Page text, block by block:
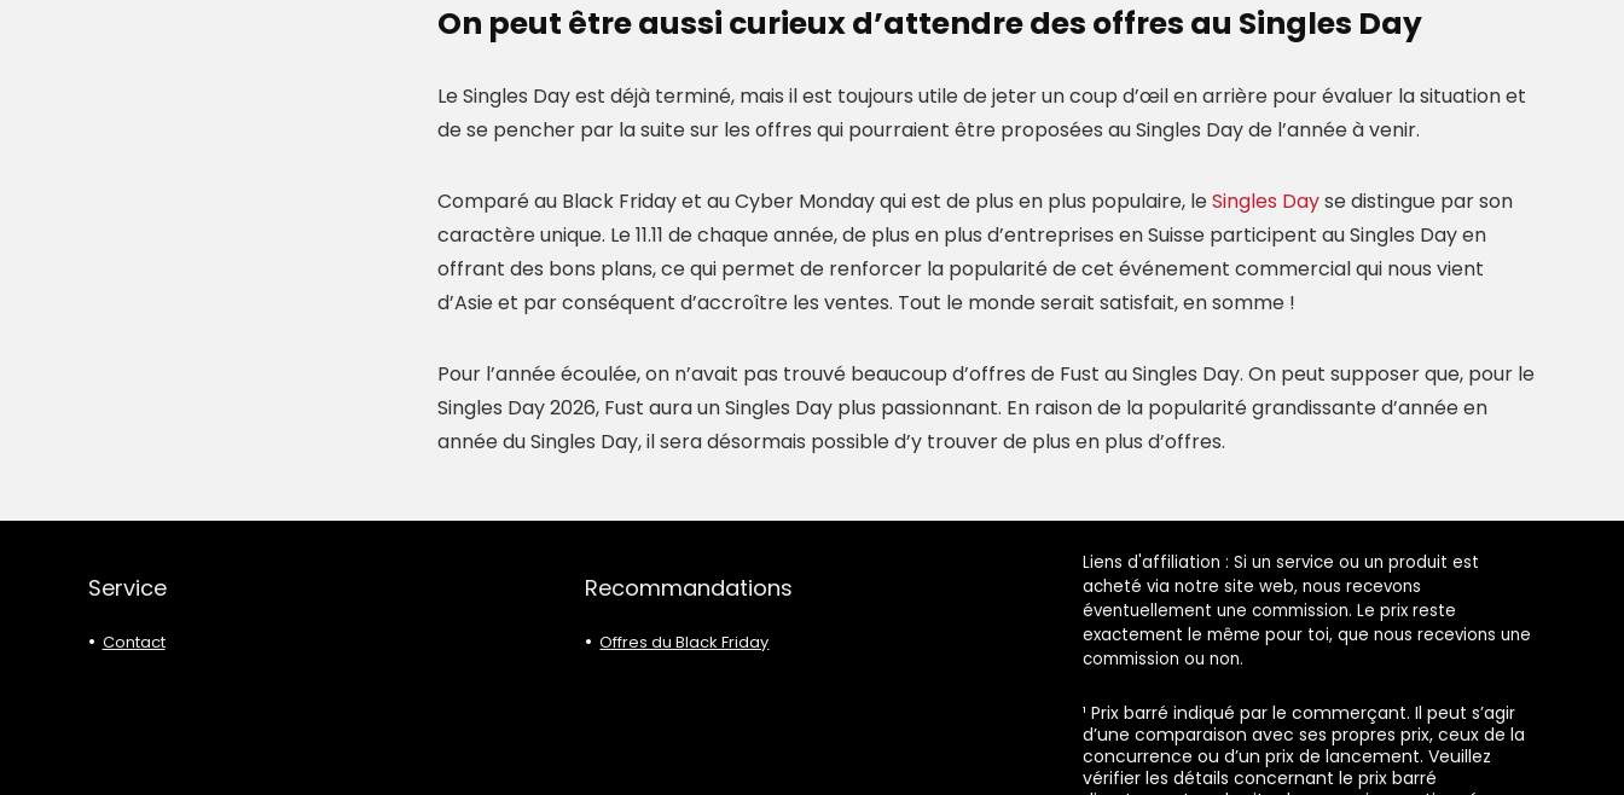
On peut être aussi curieux d’attendre des offres au Singles Day
Le Singles Day est déjà terminé, mais il est toujours utile de jeter un coup d’œil en arrière pour évaluer la situation et
de se pencher par la suite sur les offres qui pourraient être proposées au Singles Day de l’année à venir.
Comparé au Black Friday et au Cyber Monday qui est de plus en plus populaire, leSingles Dayse distingue par son
caractère unique. Le 11.11 de chaque année, de plus en plus d’entreprises en Suisse participent au Singles Day en
offrant des bons plans, ce qui permet de renforcer la popularité de cet événement commercial qui nous vient
d’Asie et par conséquent d’accroître les ventes. Tout le monde serait satisfait, en somme !
Pour l’année écoulée, on n’avait pas trouvé beaucoup d’offres de Fust au Singles Day. On peut supposer que, pour le
Singles Day 2026, Fust aura un Singles Day plus passionnant. En raison de la popularité grandissante d’année en
année du Singles Day, il sera désormais possible d’y trouver de plus en plus d’offres.
Service
Contact
Recommandations
Offres du Black Friday
Liens d'affiliation : Si un service ou un produit est
acheté via notre site web, nous recevons
éventuellement une commission. Le prix reste
exactement le même pour toi, que nous recevions une
commission ou non.
¹ Prix barré indiqué par le commerçant. Il peut s’agir
d’une comparaison avec ses propres prix, ceux de la
concurrence ou d’un prix de lancement. Veuillez
vérifier les détails concernant le prix barré